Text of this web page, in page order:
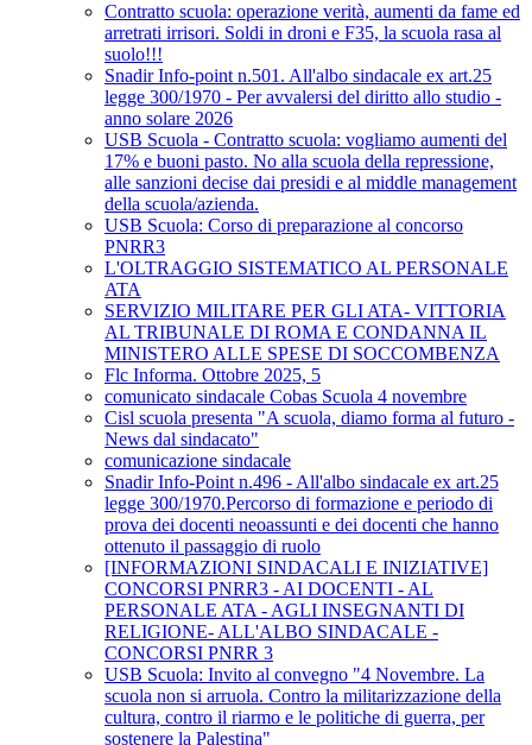
Contratto scuola: operazione verità, aumenti da fame ed
arretrati irrisori. Soldi in droni e F35, la scuola rasa al
suolo!!!
Snadir Info-point n.501. All'albo sindacale ex art.25
legge 300/1970 - Per avvalersi del diritto allo studio -
anno solare 2026
USB Scuola - Contratto scuola: vogliamo aumenti del
17% e buoni pasto. No alla scuola della repressione,
alle sanzioni decise dai presidi e al middle management
della scuola/azienda.
USB Scuola: Corso di preparazione al concorso
PNRR3
L'OLTRAGGIO SISTEMATICO AL PERSONALE
ATA
SERVIZIO MILITARE PER GLI ATA- VITTORIA
AL TRIBUNALE DI ROMA E CONDANNA IL
MINISTERO ALLE SPESE DI SOCCOMBENZA
Flc Informa. Ottobre 2025, 5
comunicato sindacale Cobas Scuola 4 novembre
Cisl scuola presenta "A scuola, diamo forma al futuro -
News dal sindacato"
comunicazione sindacale
Snadir Info-Point n.496 - All'albo sindacale ex art.25
legge 300/1970.Percorso di formazione e periodo di
prova dei docenti neoassunti e dei docenti che hanno
ottenuto il passaggio di ruolo
[INFORMAZIONI SINDACALI E INIZIATIVE]
CONCORSI PNRR3 - AI DOCENTI - AL
PERSONALE ATA - AGLI INSEGNANTI DI
RELIGIONE- ALL'ALBO SINDACALE -
CONCORSI PNRR 3
USB Scuola: Invito al convegno "4 Novembre. La
scuola non si arruola. Contro la militarizzazione della
cultura, contro il riarmo e le politiche di guerra, per
sostenere la Palestina"